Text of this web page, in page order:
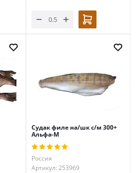
Судак филе на/шк с/м 300+
Альфа-М
Россия
Артикул: 253969